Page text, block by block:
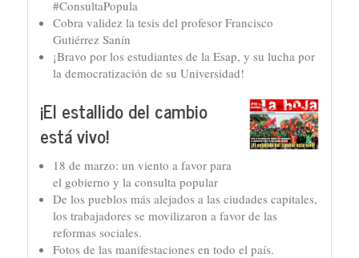
#ConsultaPopula
Cobra validez la tesis del profesor Francisco
Gutiérrez Sanín
¡Bravo por los estudiantes de la Esap, y su lucha por
la democratización de su Universidad!
¡El estallido del cambio
está vivo!
18 de marzo: un viento a favor para
el gobierno y la consulta popular
De los pueblos más alejados a las ciudades capitales,
los trabajadores se movilizaron a favor de las
reformas sociales.
Fotos de las manifestaciones en todo el país.